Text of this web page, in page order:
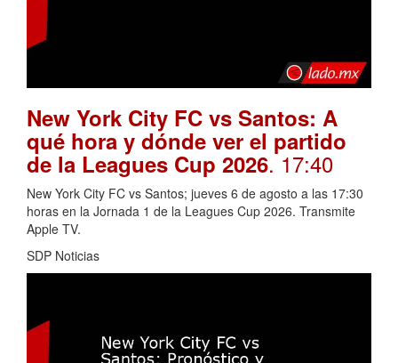
New York City FC vs Santos: A
qué hora y dónde ver el partido
de la Leagues Cup 2026. 17:40
New York City FC vs Santos; jueves 6 de agosto a las 17:30
horas en la Jornada 1 de la Leagues Cup 2026. Transmite
Apple TV.
SDP Noticias